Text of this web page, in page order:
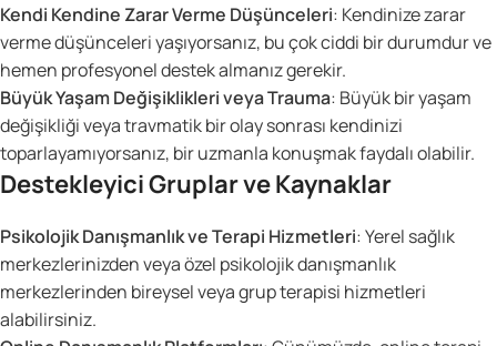
Kendi Kendine Zarar Verme Düşünceleri: Kendinize zarar
verme düşünceleri yaşıyorsanız, bu çok ciddi bir durumdur ve
hemen profesyonel destek almanız gerekir.
Büyük Yaşam Değişiklikleri veya Trauma: Büyük bir yaşam
değişikliği veya travmatik bir olay sonrası kendinizi
toparlayamıyorsanız, bir uzmanla konuşmak faydalı olabilir.
Destekleyici Gruplar ve Kaynaklar
Psikolojik Danışmanlık ve Terapi Hizmetleri: Yerel sağlık
merkezlerinizden veya özel psikolojik danışmanlık
merkezlerinden bireysel veya grup terapisi hizmetleri
alabilirsiniz.